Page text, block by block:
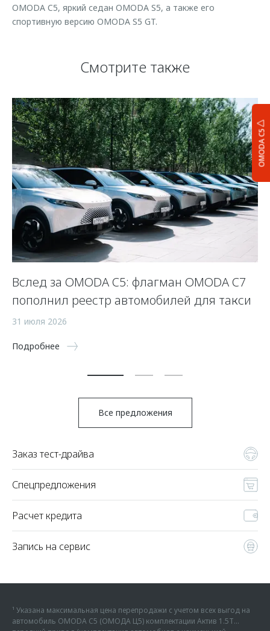
OMODA C5
OMODA C5, яркий седан OMODA S5, а также его
спортивную версию OMODA S5 GT.
Смотрите также
Вслед за OMODA C5: флагман OMODA C7
пополнил реестр автомобилей для такси
31 июля 2026
Подробнее
Все предложения
Заказ тест-драйва
Спецпредложения
Расчет кредита
Запись на сервис
¹ Указана максимальная цена перепродажи с учетом всех выгод на
автомобиль OMODA C5 (ОМОДА Ц5) комплектации Актив 1.5Т